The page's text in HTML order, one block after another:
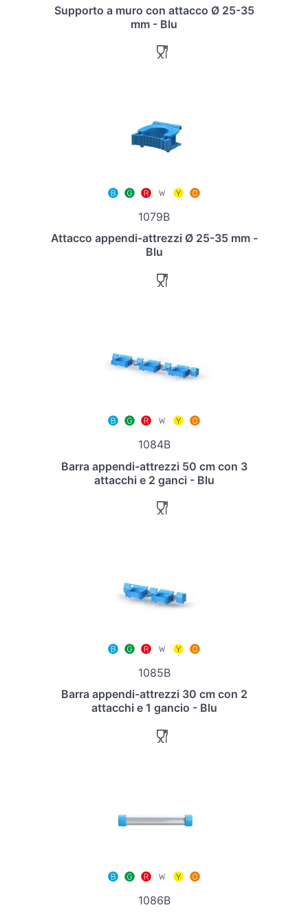
Supporto a muro con attacco Ø 25-35
mm - Blu
1079B
Attacco appendi-attrezzi Ø 25-35 mm -
Blu
1084B
Barra appendi-attrezzi 50 cm con 3
attacchi e 2 ganci - Blu
1085B
Barra appendi-attrezzi 30 cm con 2
attacchi e 1 gancio - Blu
1086B